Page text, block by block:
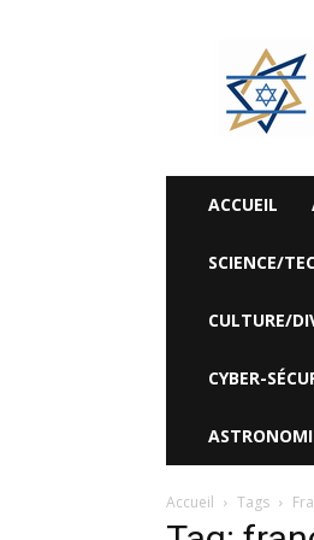
Rak
Be
Israel-
News
ACCUEIL
SCIENCE/
CULTURE/
CYBER-
Accueil Tags